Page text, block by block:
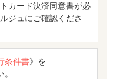
カード決済同意書が必
ジュにご確認くださ
条件書》を